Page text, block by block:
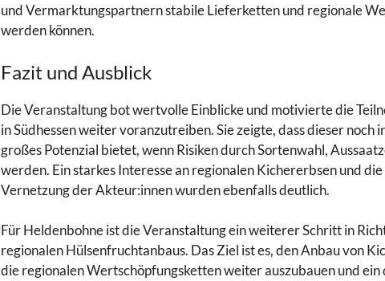
und Vermarktungspartnern stabile Lieferketten und regionale
werden können.
Fazit und Ausblick
Die Veranstaltung bot wertvolle Einblicke und motivierte die
in Südhessen weiter voranzutreiben. Sie zeigte, dass dieser noch
großes Potenzial bietet, wenn Risiken durch Sortenwahl,
werden. Ein starkes Interesse an regionalen Kichererbsen und
Vernetzung der Akteur:innen wurden ebenfalls deutlich.
Für Heldenbohne ist die Veranstaltung ein weiterer Schritt in
regionalen Hülsenfruchtanbaus. Das Ziel ist es, den Anbau von
die regionalen Wertschöpfungsketten weiter auszubauen und